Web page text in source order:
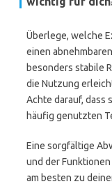
Überlege, welche
einen
besonders stabile
die Nutzung
Achte darauf, dass
häufig genutzten
Eine sorgfältige
und der
am besten zu